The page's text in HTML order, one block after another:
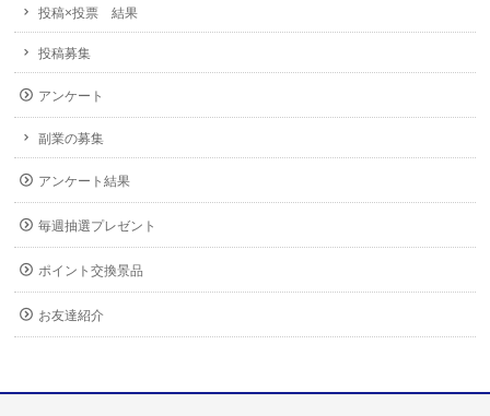
投稿×投票 結果
投稿募集
アンケート
副業の募集
アンケート結果
毎週抽選プレゼント
ポイント交換景品
お友達紹介